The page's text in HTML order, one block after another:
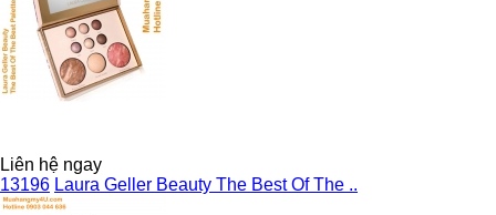
Liên hệ ngay
13196 Laura Geller Beauty The Best Of The ..